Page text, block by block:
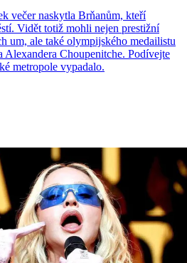
večer naskytla Brňanům, kteří
Vidět totiž mohli nejen prestižní
um, ale také olympijského medailistu
Alexandera Choupenitche. Podívejte
metropole vypadalo.